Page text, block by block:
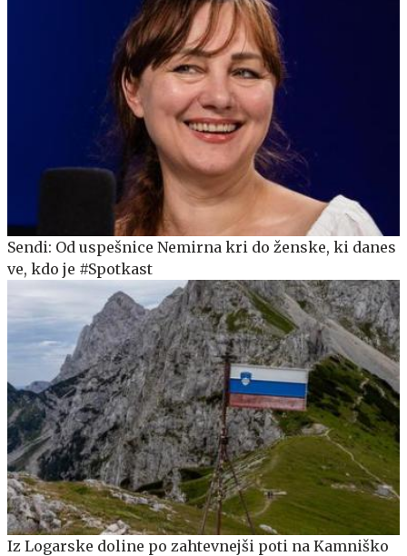
Sendi: Od uspešnice Nemirna kri do ženske, ki danes
ve, kdo je #Spotkast
Iz Logarske doline po zahtevnejši poti na Kamniško